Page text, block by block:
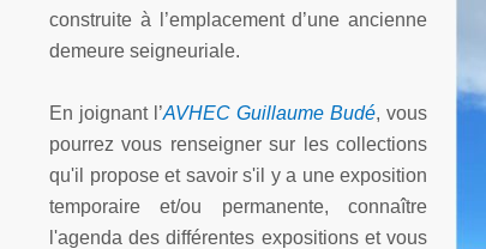
construite à l’emplacement d’une ancienne
demeure seigneuriale.
En joignant l’AVHEC Guillaume Budé, vous
pourrez vous renseigner sur les collections
qu'il propose et savoir s'il y a une exposition
temporaire et/ou permanente, connaître
l'agenda des différentes expositions et vous